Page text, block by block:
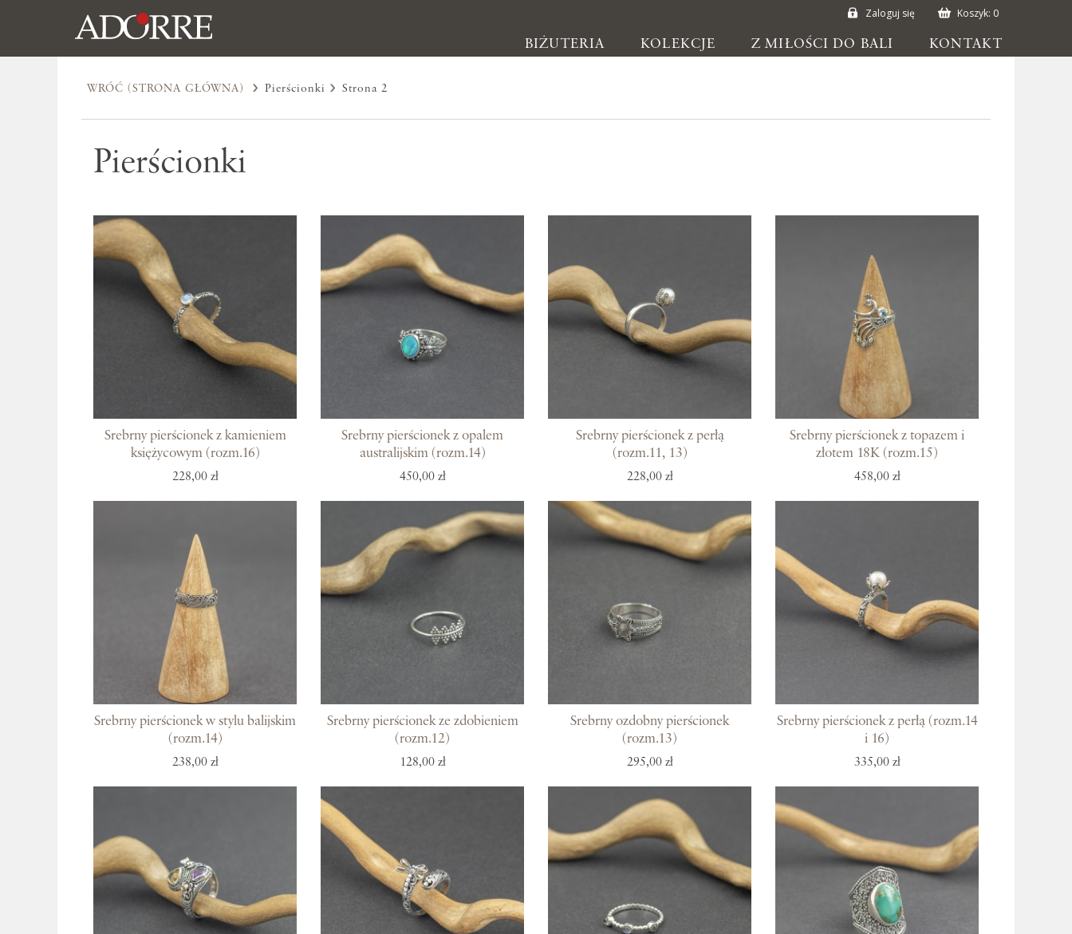
Zaloguj się Koszyk: 0
BIŻUTERIA KOLEKCJE Z MIŁOŚCI DO BALI KONTAKT
Biżuteria
Broszki
Inne
Z miłości do Bali
Wyspa pełna inspiracji
Kolekcje
Prosto z Bali
Uszlachetniona złotem
Srebra czar
Po męsku
WRÓĆ (STRONA GŁÓWNA) Pierścionki Strona 2
Pierścionki
Srebrny pierścionek z kamieniem
księżycowym (rozm.16)
228,00 zł
Srebrny pierścionek z opalem
australijskim (rozm.14)
450,00 zł
Srebrny pierścionek z perłą
(rozm.11, 13)
228,00 zł
Srebrny pierścionek z topazem i
złotem 18K (rozm.15)
458,00 zł
Srebrny pierścionek w stylu balijskim
(rozm.14)
238,00 zł
Srebrny pierścionek ze zdobieniem
(rozm.12)
128,00 zł
Srebrny ozdobny pierścionek
(rozm.13)
295,00 zł
Srebrny pierścionek z perłą (rozm.14
i 16)
335,00 zł